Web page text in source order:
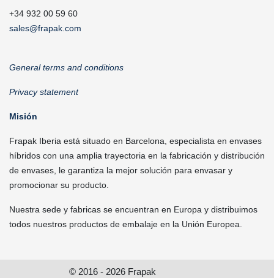
+34 932 00 59 60
sales@frapak.com
General terms and conditions
Privacy statement
Misión
Frapak Iberia está situado en Barcelona, especialista en envases
híbridos con una amplia trayectoria en la fabricación y distribución
de envases, le garantiza la mejor solución para envasar y
promocionar su producto.
Nuestra sede y fabricas se encuentran en Europa y distribuimos
todos nuestros productos de embalaje en la Unión Europea.
© 2016 - 2026 Frapak